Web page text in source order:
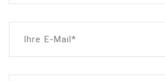
Ihre E-Mail*